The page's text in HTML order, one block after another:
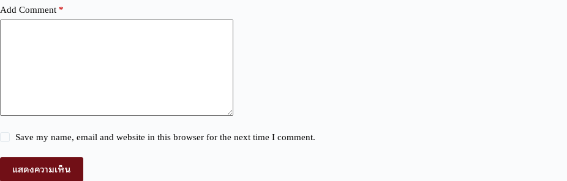
Add Comment *
Save my name, email and website in this browser for the next time I comment.
แสดงความเห็น
a
t